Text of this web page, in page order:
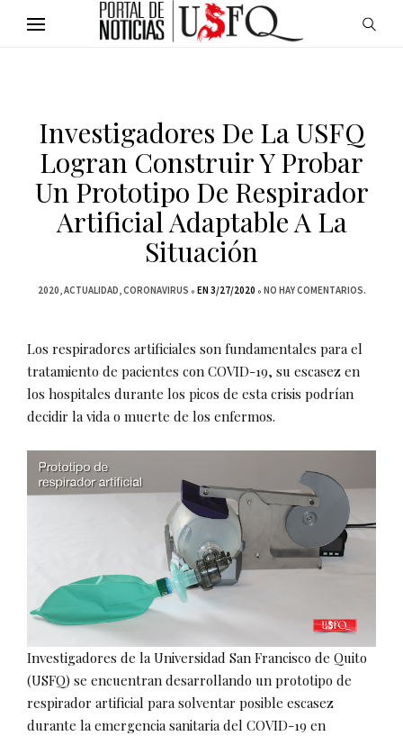
Investigadores De La USFQ
Logran Construir Y Probar
Un Prototipo De Respirador
Artificial Adaptable A La
Situación
2020 ACTUALIDAD CORONAVIRUS EN 3/27/2020 NO HAY COMENTARIOS.
Los respiradores artificiales son fundamentales para el
tratamiento de pacientes con COVID-19, su escasez en
los hospitales durante los picos de esta crisis podrían
decidir la vida o muerte de los enfermos.
Investigadores de la Universidad San Francisco de Quito
(USFQ) se encuentran desarrollando un prototipo de
respirador artificial para solventar posible escasez
durante la emergencia sanitaria del COVID-19 en